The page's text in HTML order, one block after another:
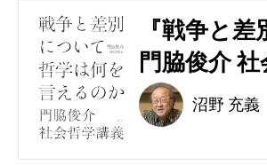
『戦争と
門脇俊介
沼野 充義